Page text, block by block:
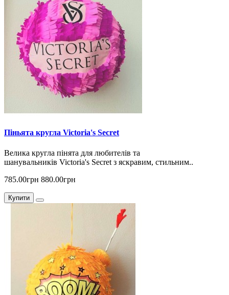
Піньята кругла Victoria's Secret
Велика кругла пінята для любителів та
шанувальників Victoria's Secret з яскравим, стильним..
785.00грн 880.00грн
Купити